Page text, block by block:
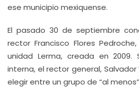
ese municipio mexiquense.
El pasado 30 de septiembre
rector Francisco Flores
unidad Lerma, creada en 2009.
interna, el rector general,
elegir entre un grupo de “al